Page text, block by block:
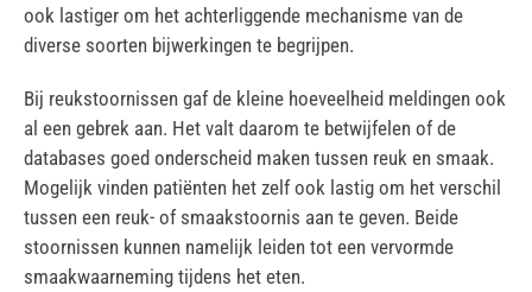
ook lastiger om het achterliggende mechanisme van de
diverse soorten bijwerkingen te begrijpen.
Bij reukstoornissen gaf de kleine hoeveelheid meldingen ook
al een gebrek aan. Het valt daarom te betwijfelen of de
databases goed onderscheid maken tussen reuk en smaak.
Mogelijk vinden patiënten het zelf ook lastig om het verschil
tussen een reuk- of smaakstoornis aan te geven. Beide
stoornissen kunnen namelijk leiden tot een vervormde
smaakwaarneming tijdens het eten.